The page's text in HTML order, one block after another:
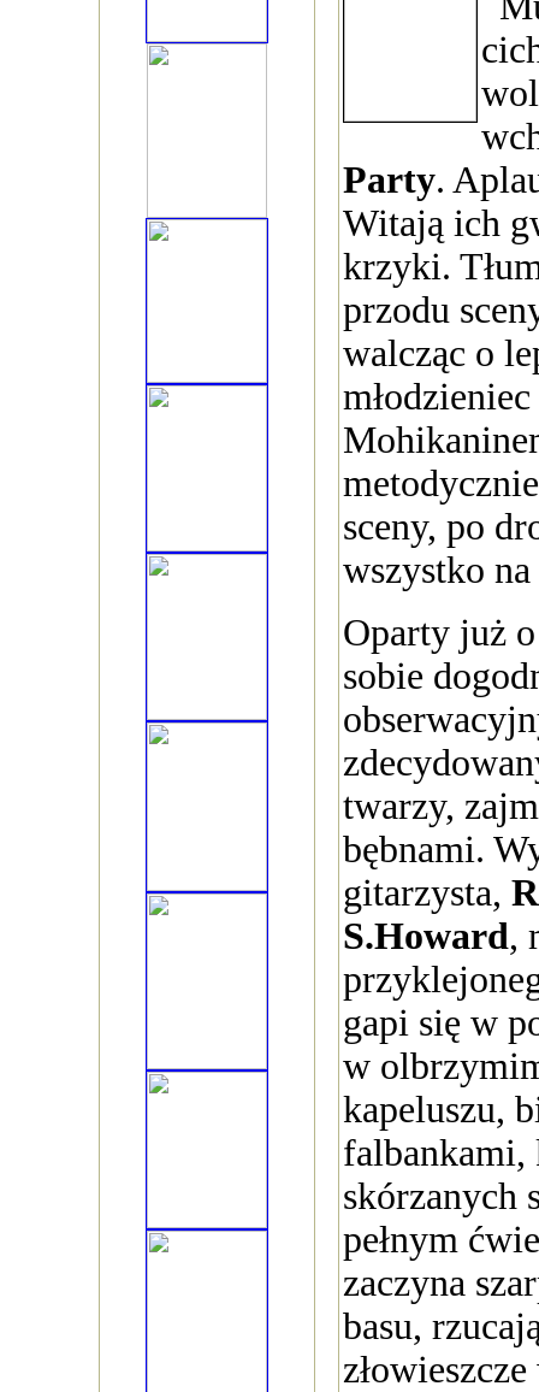
Party.
Witają ich
krzyki.
przodu
walcząc o
sceny, po
wszystko
Oparty już o
sobie
twarzy,
bębnami.
gitarzysta,
S.Howard,
gapi się w
w
kapeluszu,
falbankami,
skórzanych
pełnym
zaczyna
basu,